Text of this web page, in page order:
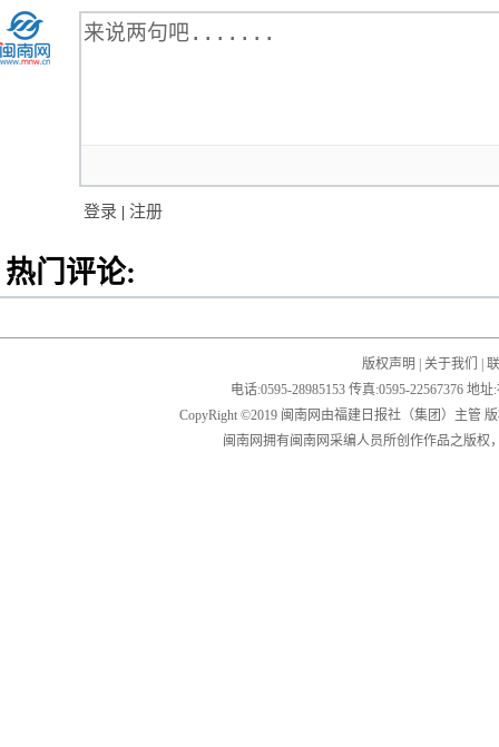
登录 | 注册
热门评论:
版权声明 关于我们
电话:0595-28985153 传真:0595-22567376 地
CopyRight ©2019 闽南网由福建日报社（集团）主管
闽南网拥有闽南网采编人员所创作作品之版